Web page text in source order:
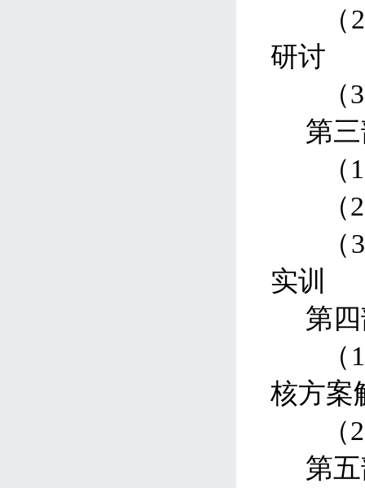
（2
研讨
（3
第
（ 1
（2
（3
实训
第
（ 1
核方案
（2
第